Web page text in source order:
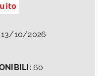
13/10/2026
60